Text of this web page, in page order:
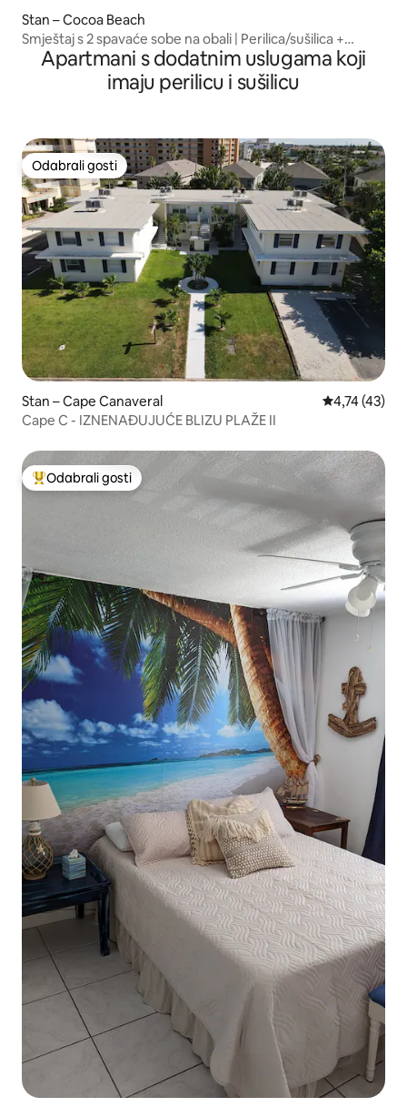
Stan – Cocoa Beach
Smještaj s 2 spavaće sobe na obali | Perilica/sušilica +
bazen
Apartmani s dodatnim uslugama koji
imaju perilicu i sušilicu
Odabrali gosti
Odabrali gosti
Stan – Cape Canaveral Prosječna
4,74 (43)
Cape C - IZNENAĐUJUĆE BLIZU PLAŽE II
Među najviše rangiranima s oznakom „Odabrali gosti”
Odabrali gosti